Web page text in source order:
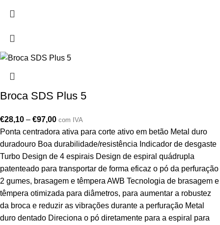
Broca SDS Plus 5
€28,10 – €97,00 com IVA
Ponta centradora ativa para corte ativo em betão Metal duro
duradouro Boa durabilidade/resistência Indicador de desgaste
Turbo Design de 4 espirais Design de espiral quádrupla
patenteado para transportar de forma eficaz o pó da perfuração
2 gumes, brasagem e têmpera AWB Tecnologia de brasagem e
têmpera otimizada para diâmetros, para aumentar a robustez
da broca e reduzir as vibrações durante a perfuração Metal
duro dentado Direciona o pó diretamente para a espiral para